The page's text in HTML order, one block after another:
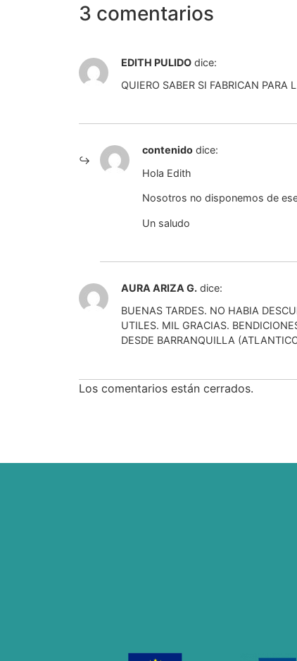
3 comentarios
EDITH PULIDO dice:
QUIERO SABER SI FABRICAN
contenido dice:
Hola Edith
Nosotros no disponemos de
Un saludo
AURA ARIZA G. dice:
BUENAS TARDES. NO HABIA
UTILES. MIL GRACIAS.
DESDE BARRANQUILLA
Los comentarios están cerrados.